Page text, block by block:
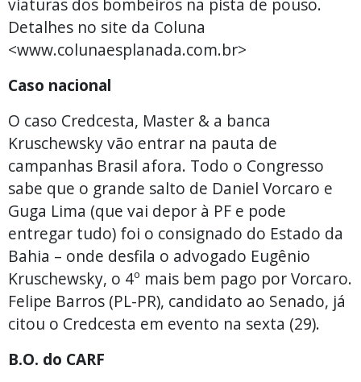
viaturas dos bombeiros na pista de pouso.
Detalhes no site da Coluna
<www.colunaesplanada.com.br>
Caso nacional
O caso Credcesta, Master & a banca
Kruschewsky vão entrar na pauta de
campanhas Brasil afora. Todo o Congresso
sabe que o grande salto de Daniel Vorcaro e
Guga Lima (que vai depor à PF e pode
entregar tudo) foi o consignado do Estado da
Bahia – onde desfila o advogado Eugênio
Kruschewsky, o 4º mais bem pago por Vorcaro.
Felipe Barros (PL-PR), candidato ao Senado, já
citou o Credcesta em evento na sexta (29).
B.O. do CARF